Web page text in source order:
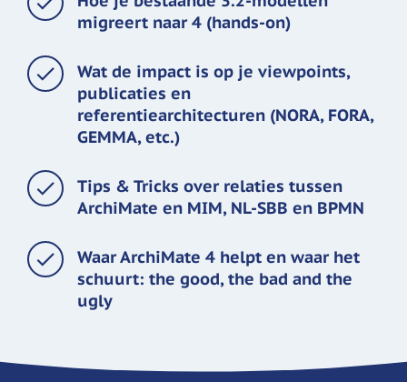
migreert naar 4 (hands-on)
Wat de impact is op je viewpoints,
publicaties en
referentiearchitecturen (NORA, FORA,
GEMMA, etc.)
Tips & Tricks over relaties tussen
ArchiMate en MIM, NL-SBB en BPMN
Waar ArchiMate 4 helpt en waar het
schuurt: the good, the bad and the
ugly